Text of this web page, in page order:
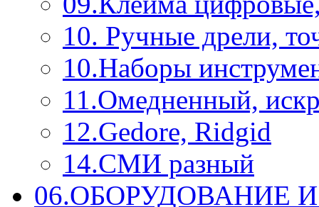
10. Ручные дрели,
10.Наборы
11.Омедненный,
12.Gedore, Ridgid
14.СМИ разный
06.ОБОРУДОВАНИЕ